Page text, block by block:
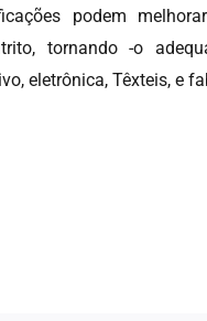
podem
tornando -o
eletrônica, Têxteis, e